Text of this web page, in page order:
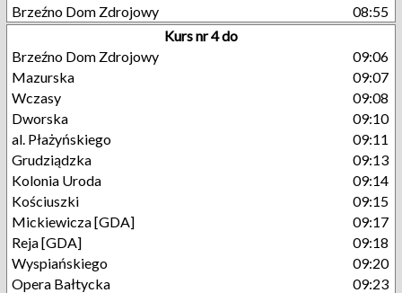
Brzeźno Dom Zdrojowy
08:55
Kurs nr 4 do
Brzeźno Dom Zdrojowy
09:06
Mazurska
09:07
Wczasy
09:08
Dworska
09:10
al. Płażyńskiego
09:11
Grudziądzka
09:13
Kolonia Uroda
09:14
Kościuszki
09:15
Mickiewicza [GDA]
09:17
Reja [GDA]
09:18
Wyspiańskiego
09:20
Opera Bałtycka
09:23